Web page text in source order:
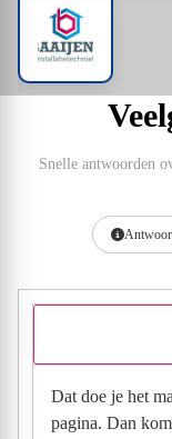
Snelle antwoorden
Dat doe je het
pagina. Dan